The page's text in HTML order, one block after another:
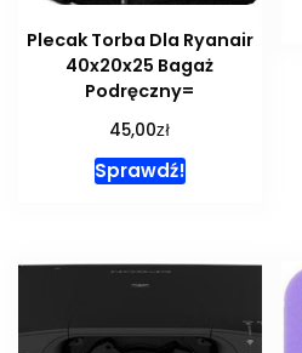
Plecak Torba Dla Ryanair
40x20x25 Bagaż
Podręczny=
45,00zł
Sprawdź!